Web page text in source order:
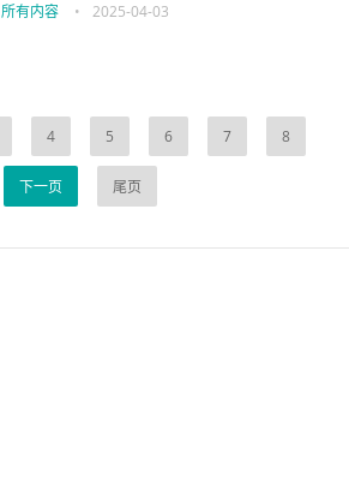
所有内容 • 2025-04-03
4 5 6 7 8
下一页 尾页